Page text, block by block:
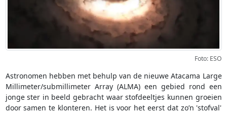
Foto: ESO
Astronomen hebben met behulp van de nieuwe Atacama Large
Millimeter/submillimeter Array (ALMA) een gebied rond een
jonge ster in beeld gebracht waar stofdeeltjes kunnen groeien
door samen te klonteren. Het is voor het eerst dat zo’n 'stofval'